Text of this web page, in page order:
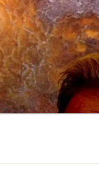
Skip
to
content